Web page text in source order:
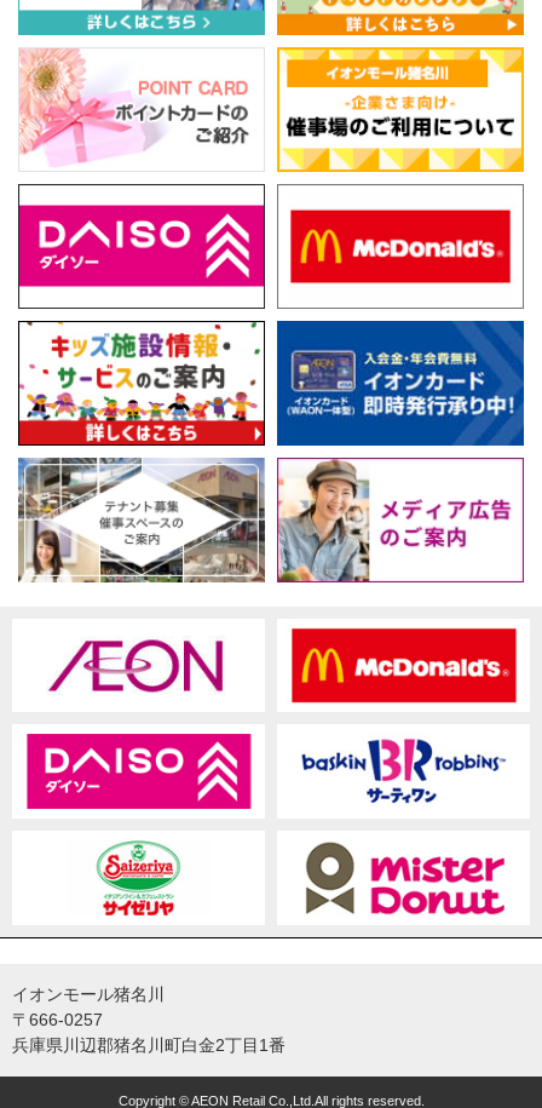
イオンモール猪名川
〒666-0257
兵庫県川辺郡猪名川町白金2丁目1番
Copyright © AEON Retail Co.,Ltd.All rights reserved.